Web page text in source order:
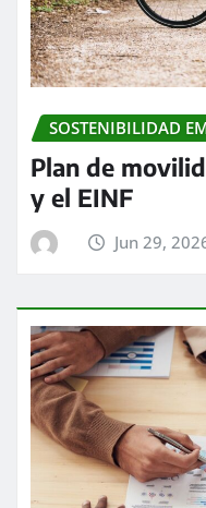
SOSTENIBILIDAD
Plan de
y el EINF
Jun 29,